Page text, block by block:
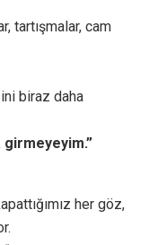
tartışmalar, cam
biraz daha
girmeyeyim.”
her göz,